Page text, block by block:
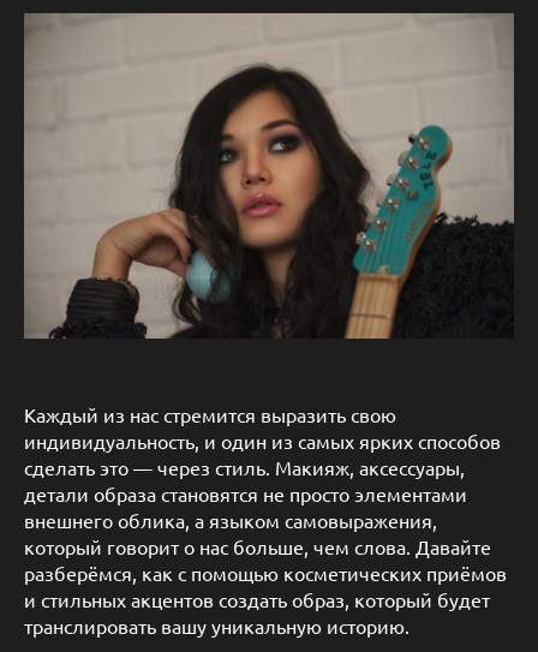
Каждый из нас стремится выразить свою
индивидуальность, и один из самых ярких способов
сделать это — через стиль. Макияж, аксессуары,
детали образа становятся не просто элементами
внешнего облика, а языком самовыражения,
который говорит о нас больше, чем слова. Давайте
разберёмся, как с помощью косметических приёмов
и стильных акцентов создать образ, который будет
транслировать вашу уникальную историю.